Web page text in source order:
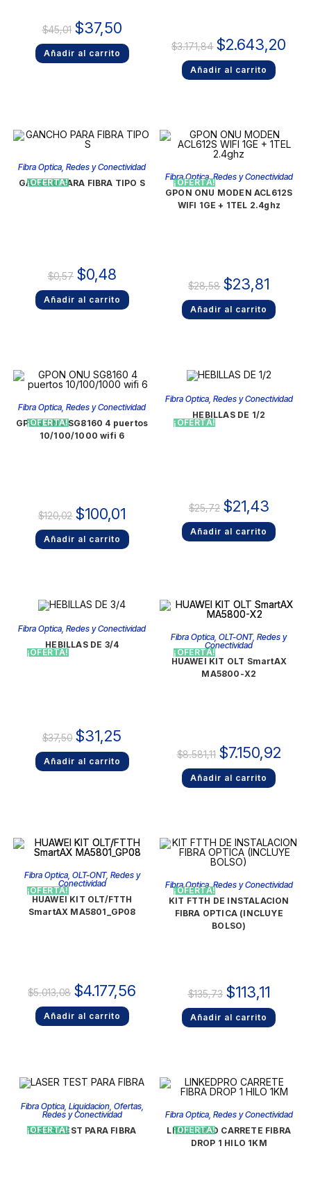
$45,01 $37,50
Añadir al carrito
$3.171,84 $2.643,20
Añadir al carrito
¡OFERTA!
Fibra Optica,Redes y Conectividad
GANCHO PARA FIBRA TIPO S
$0,57 $0,48
Añadir al carrito
¡OFERTA!
Fibra Optica,Redes y Conectividad
GPON ONU MODEN ACL612S
WIFI 1GE + 1TEL 2.4ghz
$28,58 $23,81
Añadir al carrito
¡OFERTA!
Fibra Optica ,Redes y Conectividad
GPON ONU SG8160 4 puertos
10/100/1000 wifi 6
$120,02 $100,01
Añadir al carrito
¡OFERTA!
Fibra Optica, Redes y Conectividad
HEBILLAS DE 1/2
$25,72 $21,43
Añadir al carrito
¡OFERTA!
Fibra Optica,Redes y Conectividad
HEBILLAS DE 3/4
$37,50 $31,25
Añadir al carrito
¡OFERTA!
Fibra Optica ,OLT-ONT,Redes y
Conectividad
HUAWEI KIT OLT SmartAX
MA5800-X2
$8.581,11 $7.150,92
Añadir al carrito
¡OFERTA!
Fibra Optica, OLT-ONT, Redes y
Conectividad
HUAWEI KIT OLT/FTTH
SmartAX MA5801_GP08
$5.013,08 $4.177,56
Añadir al carrito
¡OFERTA!
Fibra Optica,Redes y Conectividad
KIT FTTH DE INSTALACION
FIBRA OPTICA (INCLUYE
BOLSO)
$135,73 $113,11
Añadir al carrito
¡OFERTA!
Fibra Optica, Liquidacion, Ofertas,
Redes y Conectividad
LASER TEST PARA FIBRA
¡OFERTA!
Fibra Optica, Redes y Conectividad
LINKEDPRO CARRETE FIBRA
DROP 1 HILO 1KM